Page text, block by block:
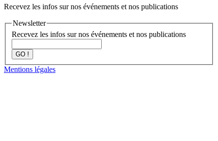
Recevez les infos sur nos événements et nos publications
Newsletter
Recevez les infos sur nos événements et nos publications
GO !
Mentions légales